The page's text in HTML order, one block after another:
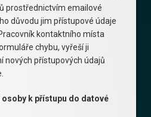
prostřednictvím emailové
důvodu jim přístupové údaje
kontaktního místa
chybu, vyřeší ji
nových přístupových údajů
osoby k přístupu do datové